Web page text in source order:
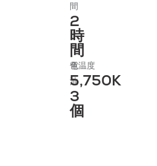
間
2
時
間
電
池
3
個
色温度
5,750K